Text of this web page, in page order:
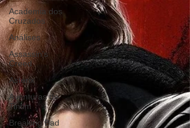
Academia dos
Cruzados
Análises
Assassin's
Creed
Asterix
Aventuras de
Tintim
Breaking Bad